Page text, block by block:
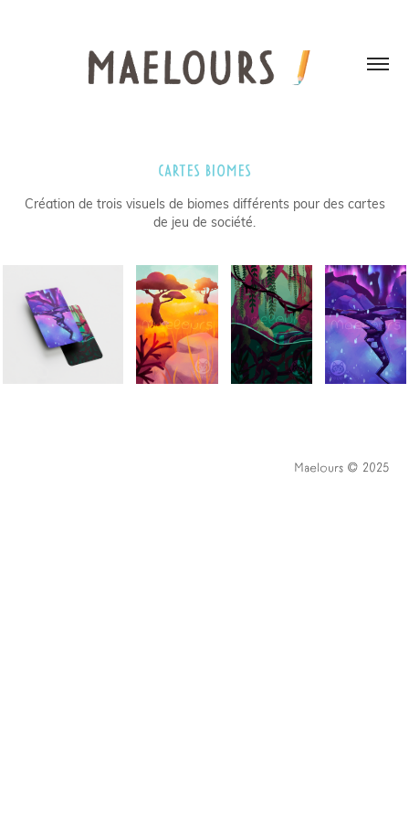
CARTES BIOMES
Création de trois visuels de biomes différents pour des cartes
de jeu de société.
Maelours © 2025